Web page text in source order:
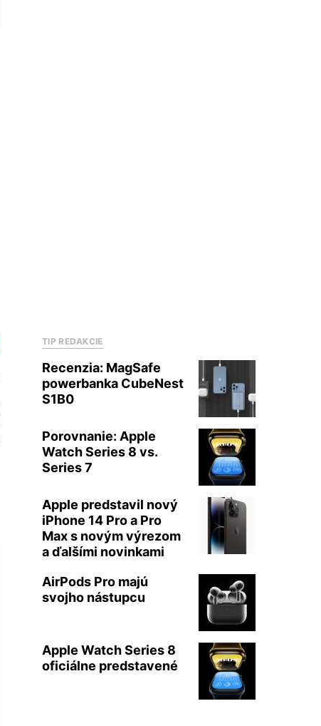
TIP REDAKCIE
Recenzia: MagSafe
powerbanka CubeNest
S1B0
Porovnanie: Apple
Watch Series 8 vs.
Series 7
Apple predstavil nový
iPhone 14 Pro a Pro
Max s novým výrezom
a ďalšími novinkami
AirPods Pro majú
svojho nástupcu
Apple Watch Series 8
oficiálne predstavené